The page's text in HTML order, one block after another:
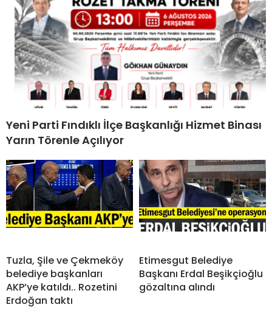
Yeni Parti Fındıklı İlçe Başkanlığı Hizmet Binası
Yarın Törenle Açılıyor
Tuzla, Şile ve Çekmeköy
belediye başkanları
AKP’ye katıldı.. Rozetini
Erdoğan taktı
Etimesgut Belediye
Başkanı Erdal Beşikçioğlu
gözaltına alındı